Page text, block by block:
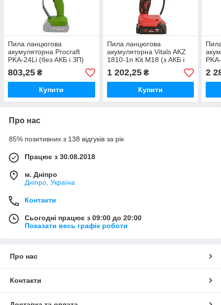
Пила ланцюгова
акумуляторна Proсraft
PKA-24Li (без АКБ і ЗП)
(030026)
803,25 ₴
Купити
Пила ланцюгова
акумуляторна Vitals AKZ
1810-1n Kit М18 (з АКБ і
ЗП)
1 202,25₴
Купити
2
Про нас
85% позитивних з 138 відгуків за рік
Працює з 30.08.2018
м. Дніпро
Дніпро, Україна
Контакти
Сьогодні працює з 09:00 до 20:00
Показати весь графік роботи
Про нас
Контакти